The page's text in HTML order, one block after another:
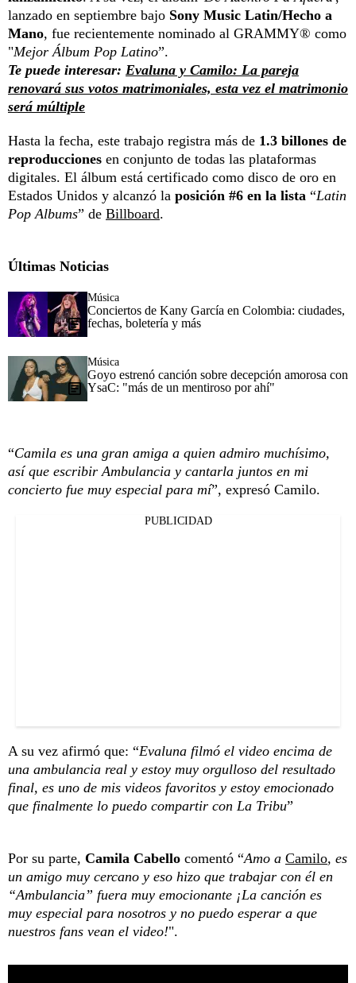
lanzado en septiembre bajo Sony Music Latin/Hecho a
Mano, fue recientemente nominado al GRAMMY® como
"Mejor Álbum Pop Latino”.
Te puede interesar: Evaluna y Camilo: La pareja
renovará sus votos matrimoniales, esta vez el matrimonio
será múltiple
Hasta la fecha, este trabajo registra más de 1.3 billones de
reproducciones en conjunto de todas las plataformas
digitales. El álbum está certificado como disco de oro en
Estados Unidos y alcanzó la posición #6 en la lista “Latin
Pop Albums” de Billboard.
Últimas Noticias
Música
Conciertos de Kany García en Colombia: ciudades,
fechas, boletería y más
Música
Goyo estrenó canción sobre decepción amorosa con
YsaC: "más de un mentiroso por ahí"
“Camila es una gran amiga a quien admiro muchísimo,
así que escribir Ambulancia y cantarla juntos en mi
concierto fue muy especial para mí”, expresó Camilo.
PUBLICIDAD
A su vez afirmó que: “Evaluna filmó el video encima de
una ambulancia real y estoy muy orgulloso del resultado
final, es uno de mis videos favoritos y estoy emocionado
que finalmente lo puedo compartir con La Tribu”
Por su parte, Camila Cabello comentó “Amo a Camilo, es
un amigo muy cercano y eso hizo que trabajar con él en
“Ambulancia” fuera muy emocionante ¡La canción es
muy especial para nosotros y no puedo esperar a que
nuestros fans vean el video!".